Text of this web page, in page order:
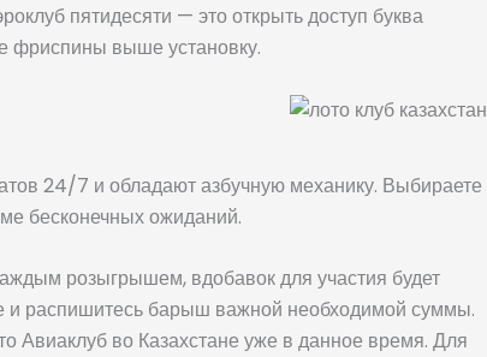
пятидесяти — это открыть доступ буква
фриспины выше установку.
24/7 и обладают азбучную механику. Выбираете
бесконечных ожиданий.
розыгрышем, вдобавок для участия будет
и распишитесь барыш важной необходимой суммы.
Авиаклуб во Казахстане уже в данное время. Для